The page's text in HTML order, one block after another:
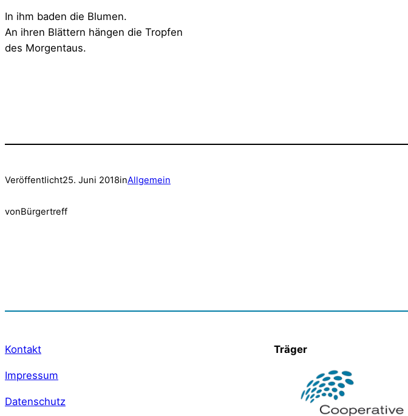
In ihm baden die Blumen.
An ihren Blättern hängen die Tropfen
des Morgentaus.
Veröffentlicht25. Juni 2018inAllgemein
vonBürgertreff
Kontakt
Impressum
Datenschutz
Träger